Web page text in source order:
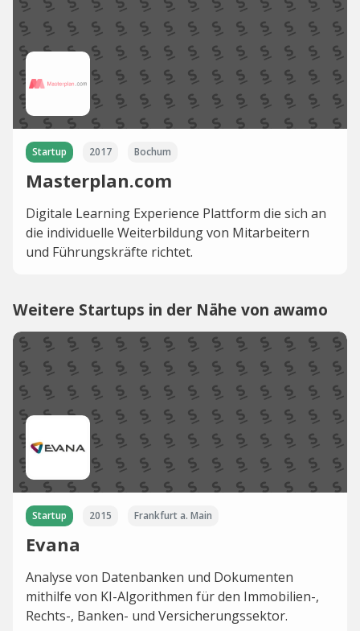
Startup 2017 Bochum
Masterplan.com
Digitale Learning Experience Plattform die sich an
die individuelle Weiterbildung von Mitarbeitern
und Führungskräfte richtet.
Weitere Startups in der Nähe von awamo
Startup 2015 Frankfurt a. Main
Evana
Analyse von Datenbanken und Dokumenten
mithilfe von KI-Algorithmen für den Immobilien-,
Rechts-, Banken- und Versicherungssektor.